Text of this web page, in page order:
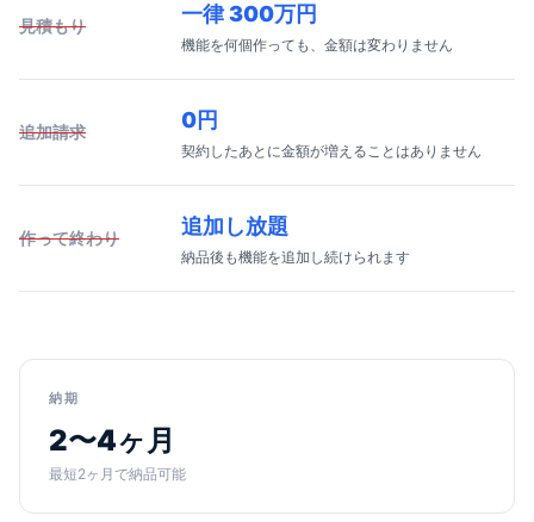
見積もり 一律 300万円
機能を何個作っても、金額は変わりません
追加請求 0円
契約したあとに金額が増えることはありません
作って終わり 追加し放題
納品後も機能を追加し続けられます
納期
2〜4ヶ月
最短2ヶ月で納品可能